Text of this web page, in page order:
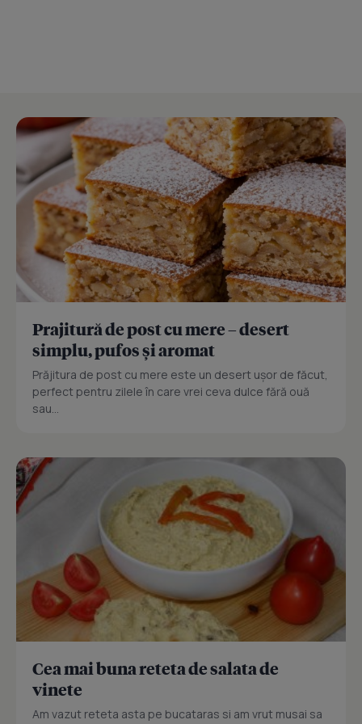
Prajitură de post cu mere – desert
simplu, pufos și aromat
Prăjitura de post cu mere este un desert ușor de făcut,
perfect pentru zilele în care vrei ceva dulce fără ouă
sau...
Cea mai buna reteta de salata de
vinete
Am vazut reteta asta pe bucataras si am vrut musai sa